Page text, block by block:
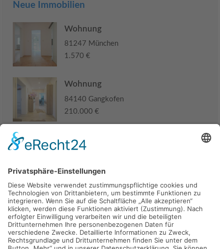
Neue Immobilien
Wohnung
81247 München
1.570 €
Wohnung
84140 Gangkofen
210.000 €
Haus
285.000 €
Kaufen Verkaufen Mieten Vermieten